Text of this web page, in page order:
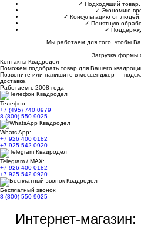
✓ Подходящий товар,
✓ Экономию
✓ Консультацию от
✓ Понятную
✓
Мы работаем для того, чтобы
Загрузка формы
Контакты Квадродел
Поможем подобрать товар для Вашего
Позвоните или напишите в мессенджер —
доставке.
Работаем с 2008 года
Телефон:
+7 (495) 740 0979
8 (800) 550 9025
Whats App:
+7 926 400 0182
+7 925 542 0920
Telegram / MAX:
+7 926 400 0182
+7 925 542 0920
Бесплатный звонок:
8 (800) 550 9025
Интернет-